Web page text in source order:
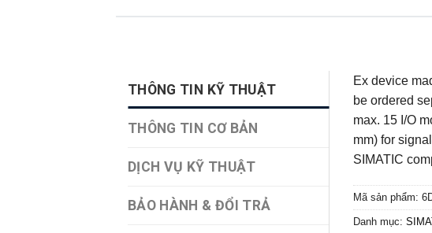
THÔNG TIN KỸ THUẬT
THÔNG TIN CƠ BẢN
DỊCH VỤ KỸ THUẬT
BẢO HÀNH & ĐỔI TRẢ
Ex device
be ordered
max. 15 I/O
mm) for
SIMATIC
Mã sản phẩm:
Danh mục: